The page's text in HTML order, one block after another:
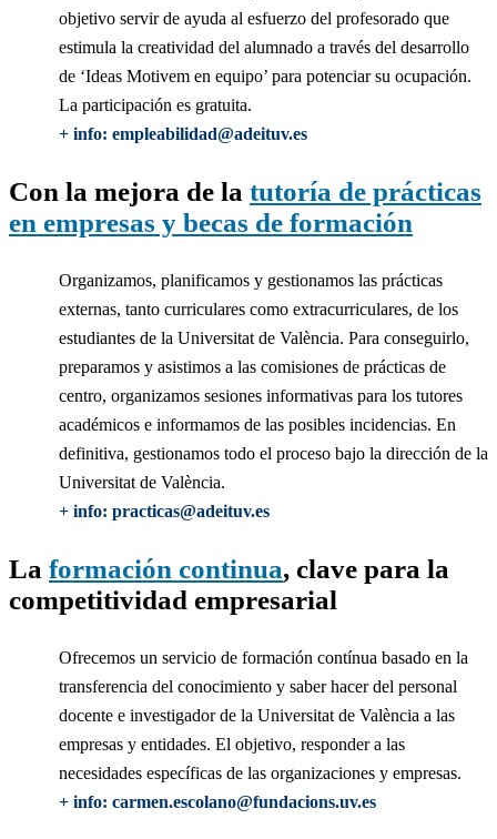
objetivo servir de ayuda al esfuerzo del profesorado que
estimula la creatividad del alumnado a través del desarrollo
de ‘Ideas Motivem en equipo’ para potenciar su ocupación.
La participación es gratuita.
+ info: empleabilidad@adeituv.es
Con la mejora de la tutoría de prácticas
en empresas y becas de formación
Organizamos, planificamos y gestionamos las prácticas
externas, tanto curriculares como extracurriculares, de los
estudiantes de la Universitat de València. Para conseguirlo,
preparamos y asistimos a las comisiones de prácticas de
centro, organizamos sesiones informativas para los tutores
académicos e informamos de las posibles incidencias. En
definitiva, gestionamos todo el proceso bajo la dirección de la
Universitat de València.
+ info: practicas@adeituv.es
La formación continua, clave para la
competitividad empresarial
Ofrecemos un servicio de formación contínua basado en la
transferencia del conocimiento y saber hacer del personal
docente e investigador de la Universitat de València a las
empresas y entidades. El objetivo, responder a las
necesidades específicas de las organizaciones y empresas.
+ info: carmen.escolano@fundacions.uv.es